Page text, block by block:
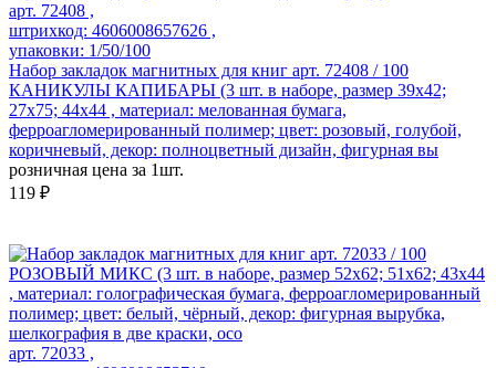
арт. 72408 ,
штрихкод: 4606008657626 ,
упаковки: 1/50/100
Набор закладок магнитных для книг арт. 72408 / 100
КАНИКУЛЫ КАПИБАРЫ (3 шт. в наборе, размер 39x42;
27x75; 44x44 , материал: мелованная бумага,
ферроагломерированный полимер; цвет: розовый, голубой,
коричневый, декор: полноцветный дизайн, фигурная вы
розничная цена за 1шт.
119 ₽
арт. 72033 ,